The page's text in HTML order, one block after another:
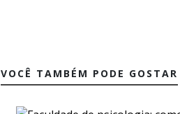
VOCÊ TAMBÉM PODE GOSTAR